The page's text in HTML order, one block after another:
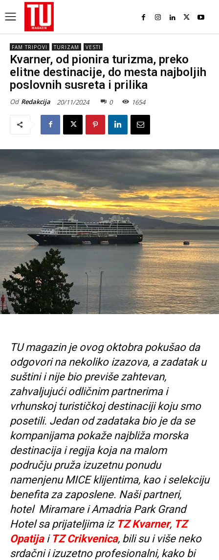
FAM TRIPOVI TURIZAM VESTI
Kvarner, od pionira turizma, preko
elitne destinacije, do mesta najboljih
poslovnih susreta i prilika
Od Redakcija 20/11/2024 0 1654
TU magazin je ovog oktobra pokušao da
odgovori na nekoliko izazova, a zadatak u
suštini i nije bio previše zahtevan,
zahvaljujući odličnim partnerima i
vrhunskoj turističkoj destinaciji koju smo
posetili. Jedan od zadataka bio je da se
kompanijama pokaže najbliža morska
destinacija i regija koja na malom
području pruža izuzetnu ponudu
namenjenu MICE klijentima, kao i selekciju
benefita za zaposlene. Naši partneri,
hotel Miramare i Amadria Park Grand
Hotel sa prijateljima iz TZ Kvarner, TZ
Opatijai TZ Crikvenica, bili su i više neko
srdačni i izuzetno profesionalni, kako bi